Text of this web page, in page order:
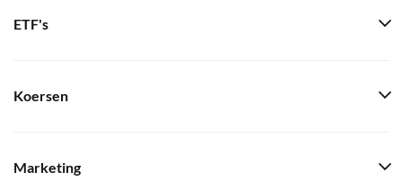
ETF's
Koersen
Marketing